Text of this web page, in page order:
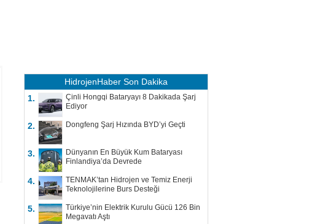
HidrojenHaber Son Dakika
1.
Çinli Hongqi Bataryayı 8 Dakikada Şarj
Ediyor
2. Dongfeng Şarj Hızında BYD’yi Geçti
3.
Dünyanın En Büyük Kum Bataryası
Finlandiya’da Devrede
4.
TENMAK’tan Hidrojen ve Temiz Enerji
Teknolojilerine Burs Desteği
5.
Türkiye’nin Elektrik Kurulu Gücü 126 Bin
Megavatı Aştı